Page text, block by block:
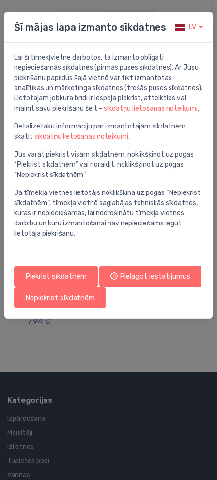
Dalīties:
Preces apraksts
adapters kapara caurulei 15mm, 24-19, bronza
Radiatoru vārstu piederumi
Danfoss adapteris RA2000
7.94 €
Kategorijas
Izpārdošana
Maisītāji
Izlietnes
Tualetes podi
Vannas
Šī mājas lapa izmanto sīkdatnes LV
Lai šī tīmekļvietne darbotos, tā izmanto obligāti
nepieciešamās sīkdatnes (pirmās puses sīkdatnes). Ar Jūsu
piekrišanu papildus šajā vietnē var tikt izmantotas
analītikas un mārketinga sīkdatnes (trešās puses sīkdatnes).
Lietotājam jebkurā brīdī ir iespēja piekrist, atteikties vai
mainīt savu piekrišanu šeit - sīkdatņu lietošanas noteikumi.
Detalizētāku informāciju par izmantotajām sīkdatnēm
skatīt sīkdatņu lietošanas noteikumi.
Jūs varat piekrist visām sīkdatnēm, noklikšķinot uz pogas
“Piekrist sīkdatnēm” vai noraidīt, noklikšķinot uz pogas
“Nepiekrist sīkdatnēm”
Ja tīmekļa vietnes lietotājs noklikšķina uz pogas “Nepiekrist
sīkdatnēm”, tīmekļa vietnē saglabājas tehniskās sīkdatnes,
kuras ir nepieciešamas, lai nodrošinātu tīmekļa vietnes
darbību un kuru izmantošanai nav nepieciešams iegūt
lietotāja piekrišanu.
Piekrist sīkdatnēm Pielāgot iestatījumus
Nepiekrist sīkdatnēm